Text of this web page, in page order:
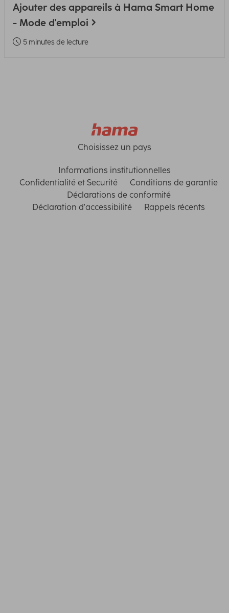
Ajouter des appareils à Hama Smart Home
- Mode d'emploi
5 minutes de lecture
Choisissez un pays
Informations institutionnelles
Confidentialité et Securité
Conditions de garantie
Déclarations de conformité
Déclaration d'accessibilité
Rappels récents